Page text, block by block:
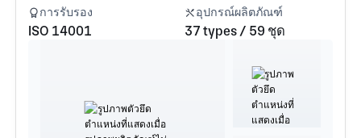
การรับรอง
ISO 14001
อุปกรณ์ผลิตภัณฑ์
37 types / 59 ชุด